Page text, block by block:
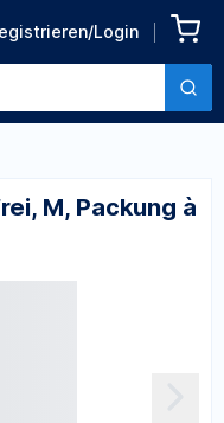
Login
Zurück zu den Produktdetails
M, Packung à